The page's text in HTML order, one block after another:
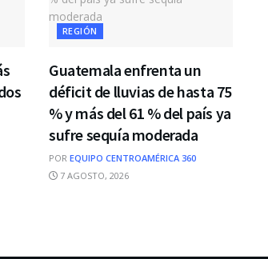
REGIÓN
Guatemala enfrenta un
déficit de lluvias de hasta 75
% y más del 61 % del país ya
sufre sequía moderada
POR EQUIPO CENTROAMÉRICA 360
7 AGOSTO, 2026